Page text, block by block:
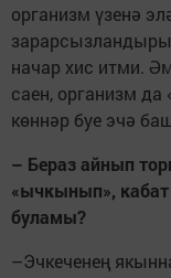
организм үзенә
начар хис итми.
саен, организм
көннәр буе эчә
– Бераз айнып
«ычкынып»,
буламы?
–Эчкеченең